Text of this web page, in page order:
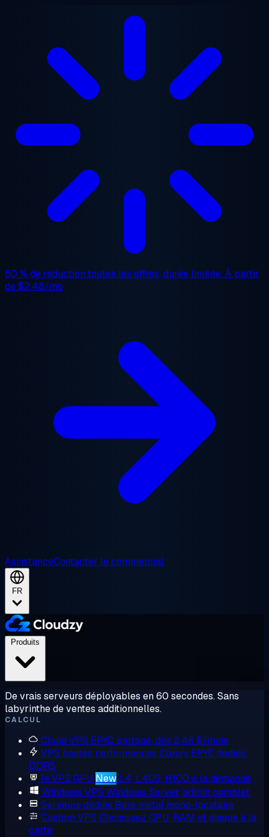
50 % de réduction toutes les offres, durée limitée. À partir
de$2.48/mo
AssistanceContacter le commercial
FR
De vrais serveurs déployables en 60 secondes. Sans
labyrinthe de ventes additionnelles.
CALCUL
Cloud VPS EPYC partagé, dès 2,48 $/mois
VPS hautes performances Cœurs EPYC dédiés,
DDR5
le VPS GPU New L4, L40S, H100 à la demande
Windows VPS Windows Server, admin complet
Serveurs dédiés Bare metal mono-locataire
Custom VPS Choisissez CPU, RAM et disque à la
carte